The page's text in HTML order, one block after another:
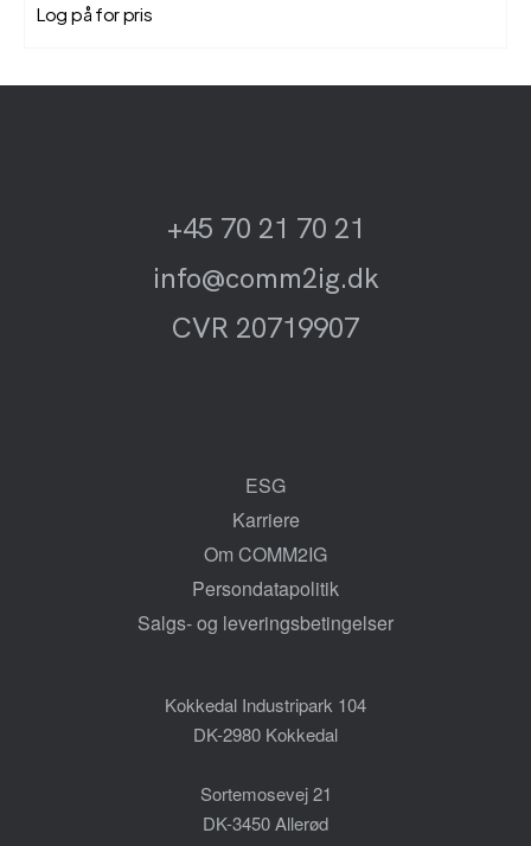
Log på for pris
+45 70 21 70 21
info@comm2ig.dk
CVR 20719907
ESG
Karriere
Om COMM2IG
Persondatapolitik
Salgs- og leveringsbetingelser
Kokkedal Industripark 104
DK-2980 Kokkedal
Sortemosevej 21
DK-3450 Allerød